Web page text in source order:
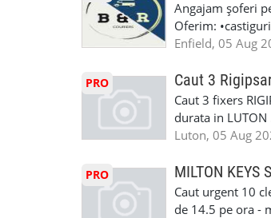
Angajam șoferi
Oferim:
pentru cei
status obligatoriu
compania aplica
•oferim: -
nedeterminata. -
masinii).
Enfield -
programari la
Enfield, 05 Aug
PRO Caut 3
Caut 3 fixers
durata in
Luton, 05 Aug
PRO MILTON KEYS
Caut urgent 10
de 14.5 pe ora -